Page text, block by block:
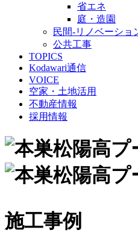
省エネ
庭・造園
民間-リノベーショ
公共工事
TOPICS
Kodawari通信
VOICE
空家・土地活用
不動産情報
採用情報
施工事例